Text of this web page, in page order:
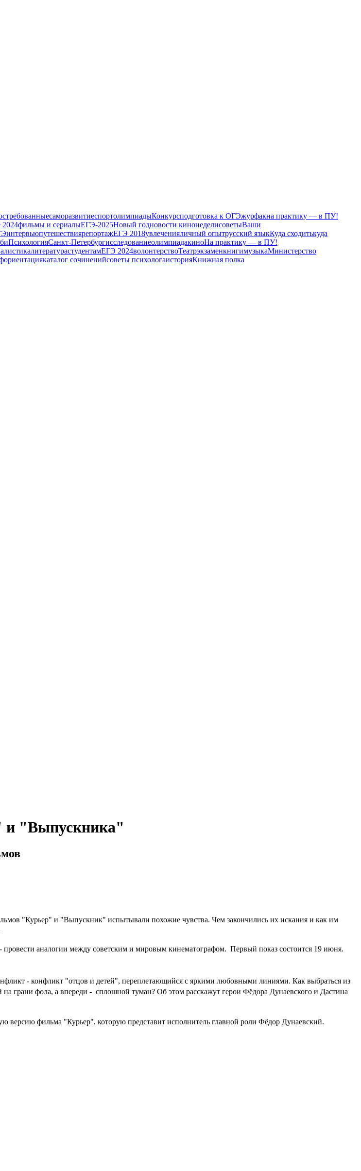
саморазвитиеспортолимпиадыКонкурсподготовка к ОГЭжурфакна практику — в ПУ!
2024фильмы и сериалыЕГЭ-2025Новый годновости кинонеделисоветыВаши
интервьюпутешествиярепортажЕГЭ 2018увлеченияличный опытрусский языкКуда сходитькуда
ПсихологияСанкт-ПетербургисследованиеолимпиадакиноНа практику — в ПУ!
литературастудентамЕГЭ 2024волонтерствоТеатрэкзаменкнигимузыкаМинистерство
каталог сочиненийсоветы психологаисторияКнижная полка
и "Выпускника"
"Курьер" и "Выпускник" испытывали похожие чувства. Чем закончились их искания и как им
аналогии между советским и мировым кинематографом. Первый показ состоится 19 июня.
- конфликт "отцов и детей", переплетающийся с яркими любовными линиями. Как выбраться из
грани фола, а впереди - сплошной туман? Об этом расскажут герои Фёдора Дунаевского и Дастина
версию фильма "Курьер", которую представит исполнитель главной роли Фёдор Дунаевский.